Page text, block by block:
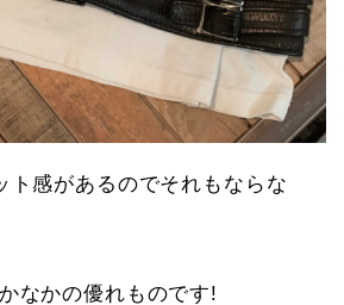
ト感があるのでそれもならな
なかの優れものです!